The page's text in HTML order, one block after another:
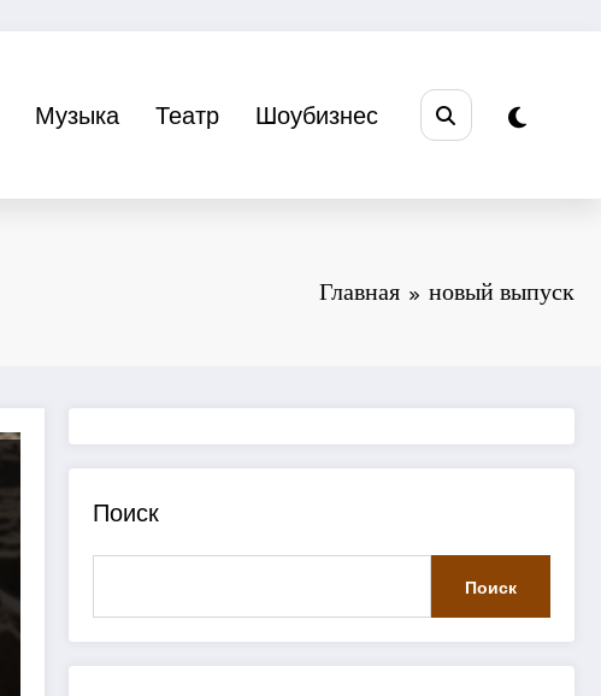
Музыка Театр Шоубизнес
Главная новый выпуск
Поиск
Поиск